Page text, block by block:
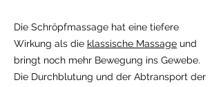
Die Schröpfmassage hat eine tiefere
Wirkung als die klassische Massage und
bringt noch mehr Bewegung ins Gewebe.
Die Durchblutung und der Abtransport der